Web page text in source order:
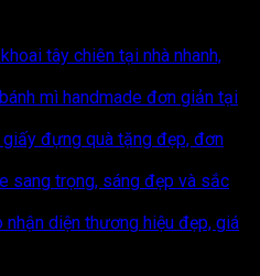
tây chiên tại nhà nhanh,
mì handmade đơn giản tại
đựng quà tặng đẹp, đơn
sang trọng, sáng đẹp và sắc
diện thương hiệu đẹp, giá